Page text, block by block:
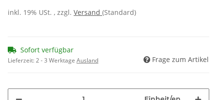
inkl. 19% USt. , zzgl. Versand (Standard)
Sofort verfügbar
Lieferzeit:2 - 3 Werktage Ausland Frage zum Artikel